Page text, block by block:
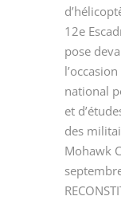
12e
pose
national
et
des
Mohawk